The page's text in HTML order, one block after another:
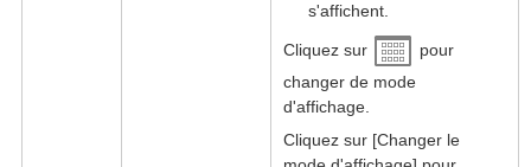
s'affichent.
Cliquez sur
pour
changer de mode
d'affichage.
Cliquez sur [Changer le